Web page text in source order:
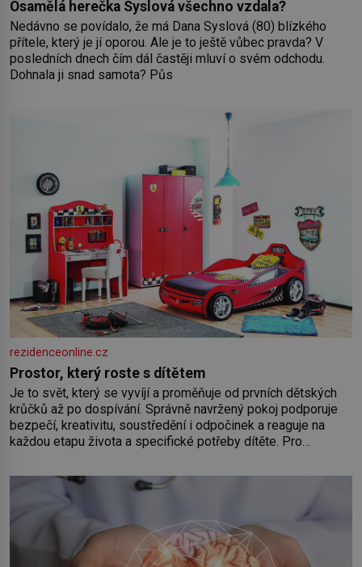
Osamělá herečka Syslová všechno vzdala?
Nedávno se povídalo, že má Dana Syslová (80) blízkého
přítele, který je jí oporou. Ale je to ještě vůbec pravda? V
posledních dnech čím dál častěji mluví o svém odchodu.
Dohnala ji snad samota? Půs
rezidenceonline.cz
Prostor, který roste s dítětem
Je to svět, který se vyvíjí a proměňuje od prvních dětských
krůčků až po dospívání. Správně navržený pokoj podporuje
bezpečí, kreativitu, soustředění i odpočinek a reaguje na
každou etapu života a specifické potřeby dítěte. Pro
by pokoj miminka měl působit především klidně a útulně.
Předškolní věk je